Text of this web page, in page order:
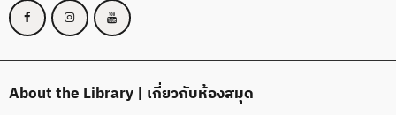
About the Library | เกี่ยวกับห้องสมุด